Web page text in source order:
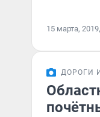
15 марта,
ДОРОГИ